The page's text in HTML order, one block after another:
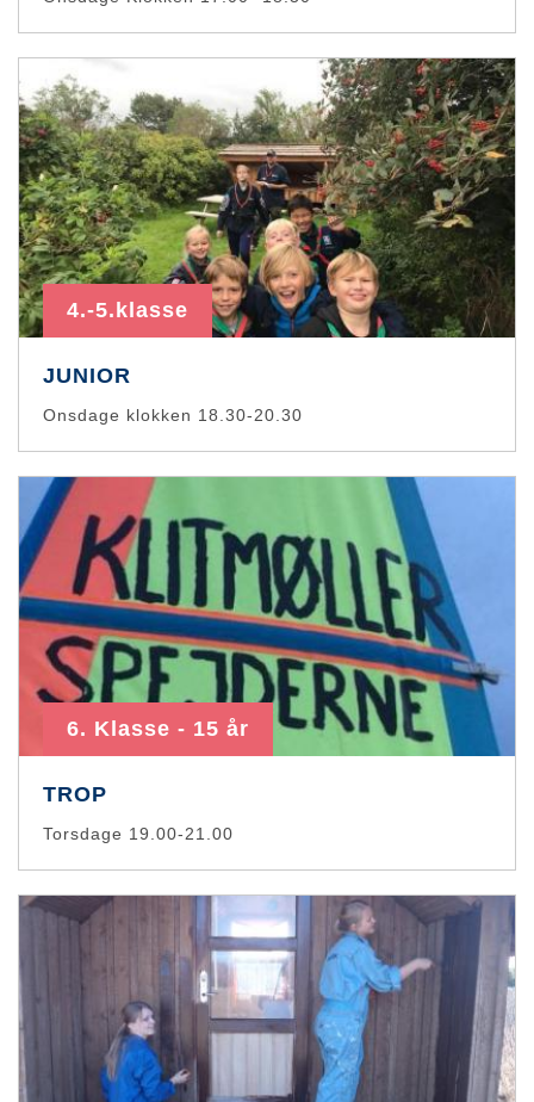
4.-5.klasse
JUNIOR
Onsdage klokken 18.30-20.30
6. Klasse - 15 år
TROP
Torsdage 19.00-21.00